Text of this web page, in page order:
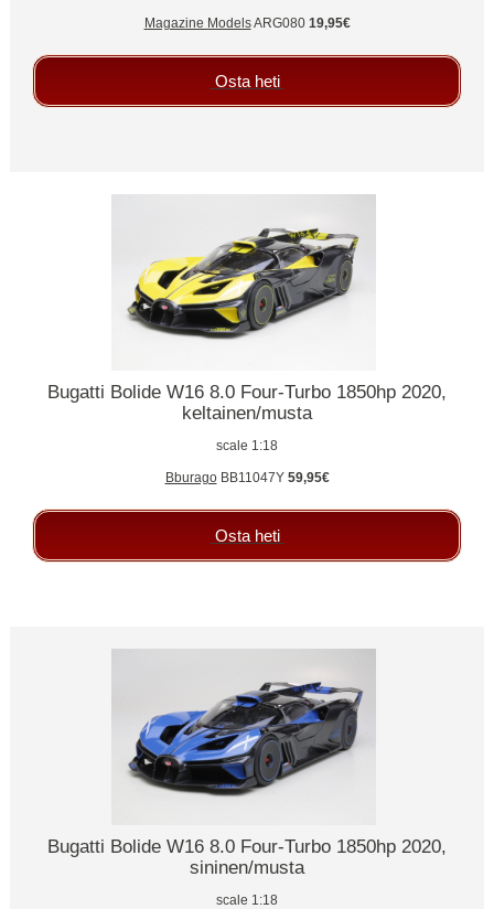
Magazine ModelsARG080 19,95€
Osta heti
Bugatti Bolide W16 8.0 Four-Turbo 1850hp 2020,
keltainen/musta
scale 1:18
BburagoBB11047Y 59,95€
Osta heti
Bugatti Bolide W16 8.0 Four-Turbo 1850hp 2020,
sininen/musta
scale 1:18